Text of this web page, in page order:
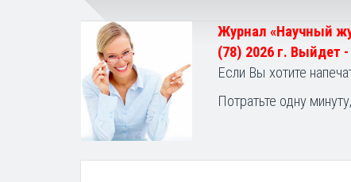
Журнал «Научный
(78) 2026 г. Выйдет
Если Вы хотите
Потратьте одну минуту,